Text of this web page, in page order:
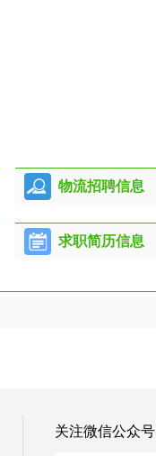
物流招聘信息
求职简历信息
关注微信公众号